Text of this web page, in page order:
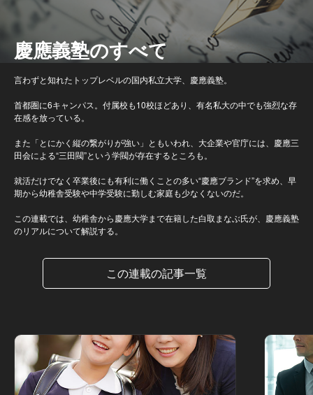
慶應義塾のすべて
言わずと知れたトップレベルの国内私立大学、慶應義塾。
首都圏に6キャンパス。付属校も10校ほどあり、有名私大の中でも強烈な存
在感を放っている。
また「とにかく縦の繋がりが強い」ともいわれ、大企業や官庁には、慶應三
田会による“三田閥”という学閥が存在するところも。
就活だけでなく卒業後にも有利に働くことの多い“慶應ブランド”を求め、早
期から幼稚舎受験や中学受験に勤しむ家庭も少なくないのだ。
この連載では、幼稚舎から慶應大学まで在籍した白取まなぶ氏が、慶應義塾
のリアルについて解説する。
この連載の記事一覧